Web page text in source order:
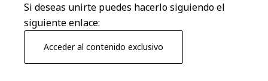
Si deseas unirte puedes hacerlo siguiendo el
siguiente enlace:
Acceder al contenido exclusivo